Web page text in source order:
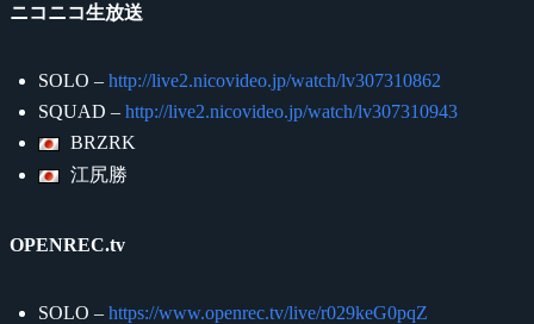
ニコニコ生放送
SOLO – http://live2.nicovideo.jp/watch/lv307310862
SQUAD – http://live2.nicovideo.jp/watch/lv307310943
BRZRK
江尻勝
OPENREC.tv
SOLO – https://www.openrec.tv/live/r029keG0pqZ